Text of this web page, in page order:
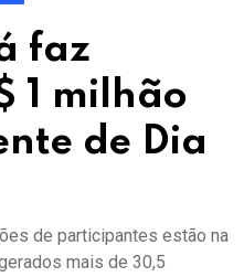
faz
1 milhão
de Dia
de participantes estão na
mais de 30,5